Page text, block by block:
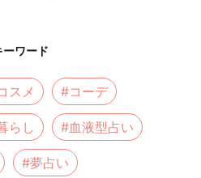
ワード
スメ #コーデ
らし #血液型占い
#夢占い